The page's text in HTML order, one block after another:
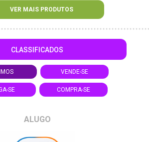
VER MAIS PRODUTOS
CLASSIFICADOS
VENDE-SE
SE COMPRA-SE
ALUGO